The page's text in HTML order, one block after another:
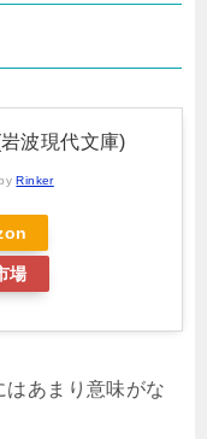
波現代文庫)
Rinker
場
あまり意味がな